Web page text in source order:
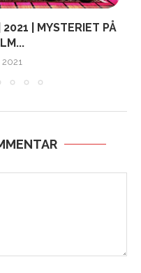
| MYSTERIET PÅ